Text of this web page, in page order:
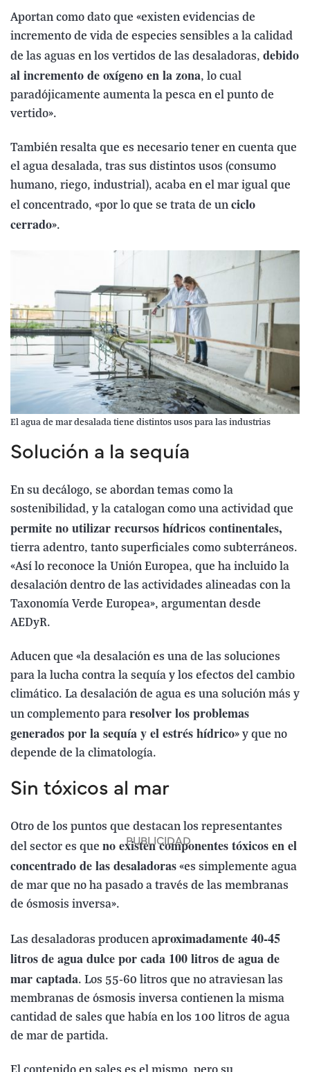
Aportan como dato que «existen evidencias de
incremento de vida de especies sensibles a la calidad
de las aguas en los vertidos de las desaladoras, debido
al incremento de oxígeno en la zona, lo cual
paradójicamente aumenta la pesca en el punto de
vertido».
También resalta que es necesario tener en cuenta que
el agua desalada, tras sus distintos usos (consumo
humano, riego, industrial), acaba en el mar igual que
el concentrado, «por lo que se trata de un ciclo
cerrado».
El agua de mar desalada tiene distintos usos para las industrias
Solución a la sequía
En su decálogo, se abordan temas como la
sostenibilidad, y la catalogan como una actividad que
permite no utilizar recursos hídricos continentales,
tierra adentro, tanto superficiales como subterráneos.
«Así lo reconoce la Unión Europea, que ha incluido la
desalación dentro de las actividades alineadas con la
Taxonomía Verde Europea», argumentan desde
AEDyR.
Aducen que «la desalación es una de las soluciones
para la lucha contra la sequía y los efectos del cambio
climático. La desalación de agua es una solución más y
un complemento para resolver los problemas
generados por la sequía y el estrés hídrico» y que no
depende de la climatología.
Sin tóxicos al mar
Otro de los puntos que destacan los representantes
del sector es que no existen componentes tóxicos en el
concentrado de las desaladoras «es simplemente agua
de mar que no ha pasado a través de las membranas
de ósmosis inversa».
Las desaladoras producen aproximadamente 40-45
litros de agua dulce por cada 100 litros de agua de
mar captada. Los 55-60 litros que no atraviesan las
membranas de ósmosis inversa contienen la misma
cantidad de sales que había en los 100 litros de agua
de mar de partida.